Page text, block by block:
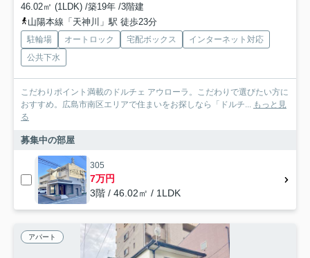
46.02㎡ (1LDK) /築19年 /3階建
山陽本線「天神川」駅 徒歩23分
駐輪場 オートロック 宅配ボックス
インターネット対応
公共下水
こだわりポイント満載のドルチェ アウローラ。こだわりで選びたい方に
おすすめ。広島市南区エリアで住まいをお探しなら「ドルチ... もっと見
る
募集中の部屋
305
7万円
3階 / 46.02㎡ / 1LDK
アパート